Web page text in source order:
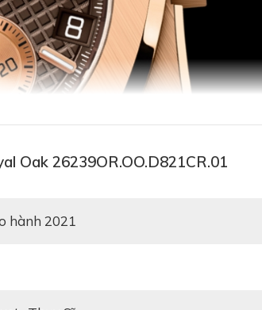
Oak 26239OR.OO.D821CR.01
hành 2021